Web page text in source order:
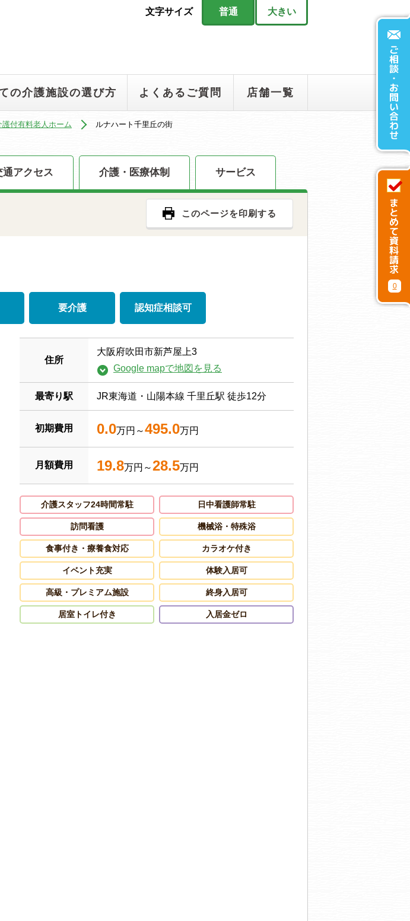
文字サイズ 普通 大きい
の介護施設の選び方 よくあるご質問 店舗一覧
護付有料老人ホーム ルナハート千里丘の街
通アクセス 介護・医療体制 サービス
このページを印刷する
要介護 認知症相談可
住所
大阪府吹田市新芦屋上3
Google mapで地図を見る
最寄り駅 JR東海道・山陽本線 千里丘駅 徒歩12分
初期費用 0.0万円～495.0万円
月額費用 19.8万円～28.5万円
介護スタッフ24時間常駐 日中看護師常駐
訪問看護 機械浴・特殊浴
食事付き・療養食対応 カラオケ付き
イベント充実 体験入居可
高級・プレミアム施設 終身入居可
居室トイレ付き 入居金ゼロ
0